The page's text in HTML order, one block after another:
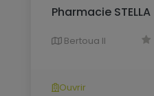
Pharmacie STELLA
Bertoua II
Ouvrir